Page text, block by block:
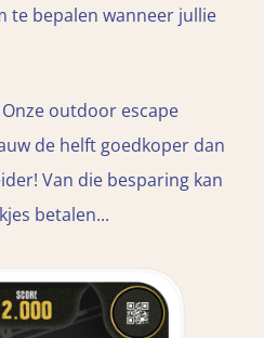
te bepalen wanneer jullie
outdoor escape
de helft goedkoper dan
Van die besparing kan
betalen...